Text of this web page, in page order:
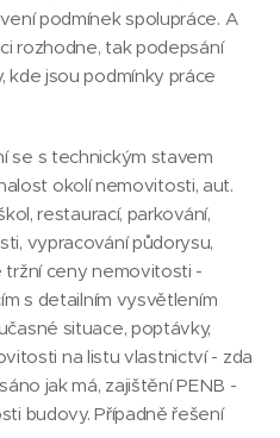
podmínek spolupráce. A
rozhodne, tak podepsání
kde jsou podmínky práce
se s technickým stavem
okolí nemovitosti, aut.
restaurací, parkování,
vypracování půdorysu,
ceny nemovitosti -
s detailním vysvětlením
situace, poptávky,
na listu vlastnictví - zda
jak má, zajištění PENB -
budovy. Případně řešení